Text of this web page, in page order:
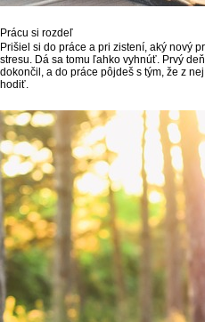
Prácu si rozdeľ
Prišiel si do práce a pri zistení, aký nový
stresu. Dá sa tomu ľahko vyhnúť. Prvý
dokončil, a do práce pôjdeš s tým, že z
hodiť.